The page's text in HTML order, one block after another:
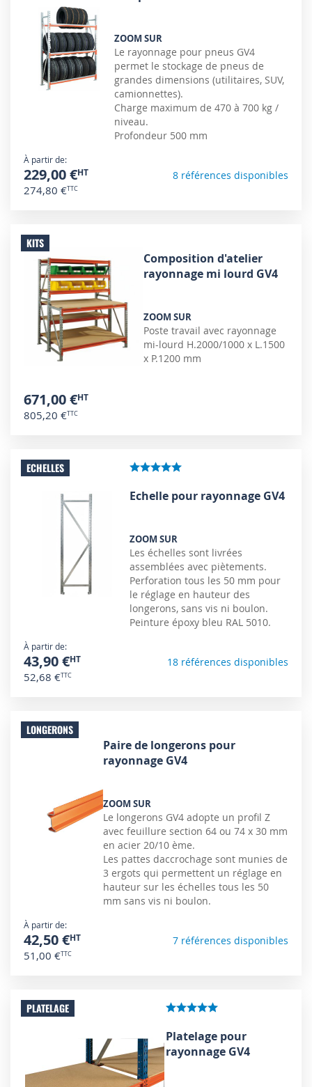
ZOOM SUR
Le rayonnage pour pneus GV4
permet le stockage de pneus de
grandes dimensions (utilitaires, SUV,
camionnettes).
Charge maximum de 470 à 700 kg /
niveau.
Profondeur 500 mm
À partir de
229,00 €
274,80 €
8 références disponibles
KITS
Composition d'atelier
rayonnage mi lourd GV4
ZOOM SUR
Poste travail avec rayonnage
mi-lourd H.2000/1000 x L.1500
x P.1200 mm
671,00 €
805,20 €
ECHELLES
Echelle pour rayonnage GV4
ZOOM SUR
Les échelles sont livrées
assemblées avec piètements.
Perforation tous les 50 mm pour
le réglage en hauteur des
longerons, sans vis ni boulon.
Peinture époxy bleu RAL 5010.
À partir de
43,90 €
52,68 €
18 références disponibles
LONGERONS
Paire de longerons pour
rayonnage GV4
ZOOM SUR
Le longerons GV4 adopte un profil Z
avec feuillure section 64 ou 74 x 30 mm
en acier 20/10 ème.
Les pattes daccrochage sont munies de
3 ergots qui permettent un réglage en
hauteur sur les échelles tous les 50
mm sans vis ni boulon.
À partir de
42,50 €
51,00 €
7 références disponibles
PLATELAGE
Platelage pour
rayonnage GV4